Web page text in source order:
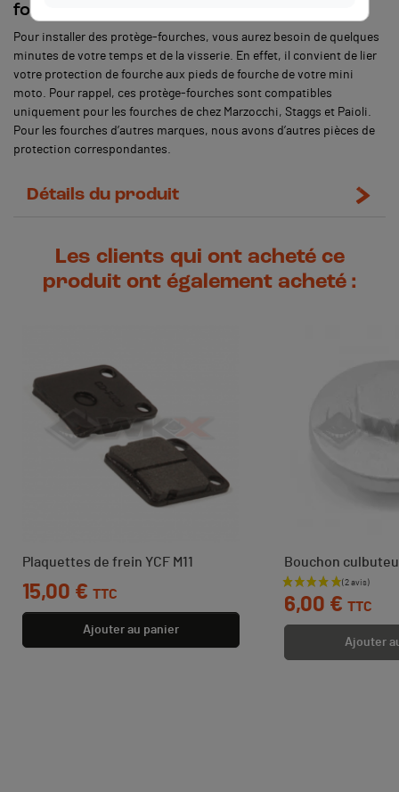
fourche pour mini moto ?
Pour installer des protège-fourches, vous aurez besoin de quelques
minutes de votre temps et de la visserie. En effet, il convient de lier
votre protection de fourche aux pieds de fourche de votre mini
moto. Pour rappel, ces protège-fourches sont compatibles
uniquement pour les fourches de chez Marzocchi, Staggs et Paioli.
Pour les fourches d’autres marques, nous avons d’autres pièces de
protection correspondantes.
Détails du produit
Les clients qui ont acheté ce
produit ont également acheté :
Plaquettes de frein YCF M11
Prix
15,00 € TTC
Ajouter au panier
Bouchon
Prix
6,00 € TTC
Ajouter